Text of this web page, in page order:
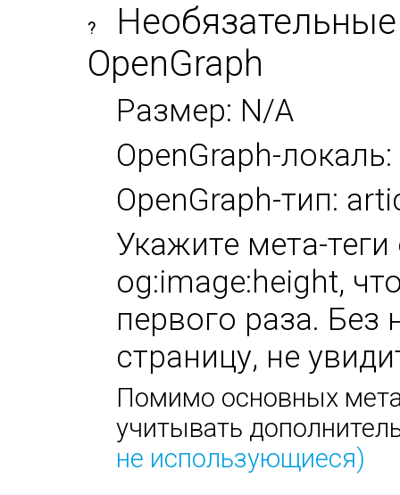
?
OpenGraph
Размер: N/A
OpenGraph-
OpenGraph-тип:
Укажите мета-
og:image:height,
первого раза. Без
страницу, не
Помимо основных
учитывать
не использующиеся)